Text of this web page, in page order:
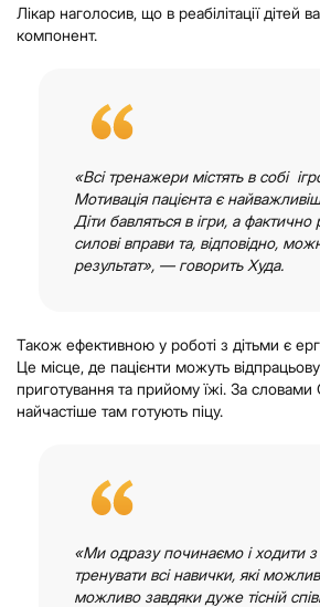
Лікар наголосив, що в реабілітації дітей
компонент.
«Всі тренажери містять в собі
Мотивація пацієнта є
Діти бавляться в ігри, а фактично
силові вправи та, відповідно,
результат», — говорить Худа.
Також ефективною у роботі з дітьми є
Це місце, де пацієнти можуть
приготування та прийому їжі. За словами
найчастіше там готують піцу.
«Ми одразу починаємо і ходити з
тренувати всі навички, які
можливо завдяки дуже тісній